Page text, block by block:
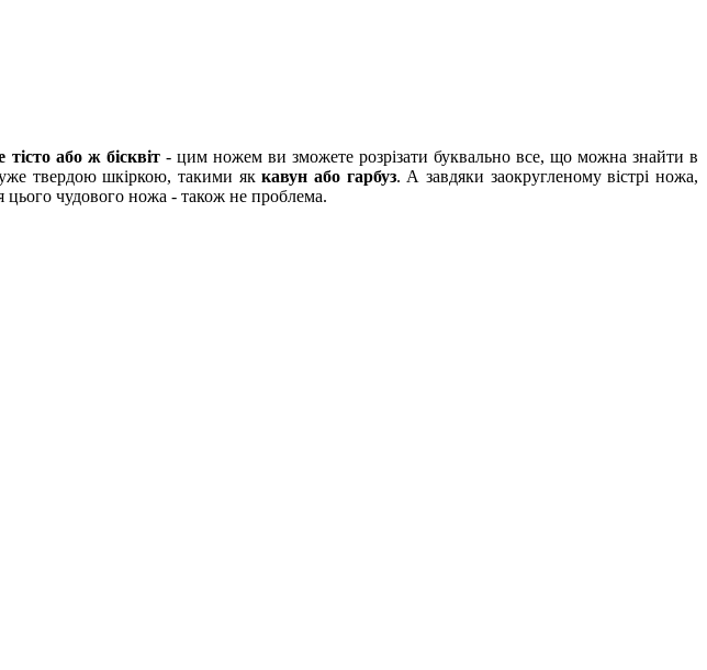
тісто або ж бісквіт- цим ножем ви зможете розрізати буквально все, що можна знайти в
твердою шкіркою, такими яккавун або гарбуз. А завдяки заокругленому вістрі ножа,
цього чудового ножа - також не проблема.